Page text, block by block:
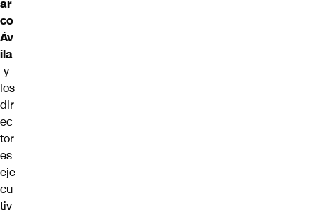
ar
co
Áv
ila
y
los
dir
ec
tor
es
eje
cu
tiv